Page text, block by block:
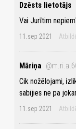
Dzēsts lietotājs
Vai Jurītim
11.sep 2021
Māriņa
Cik nožēlojami,
sabijies ne pa
11.sep 2021